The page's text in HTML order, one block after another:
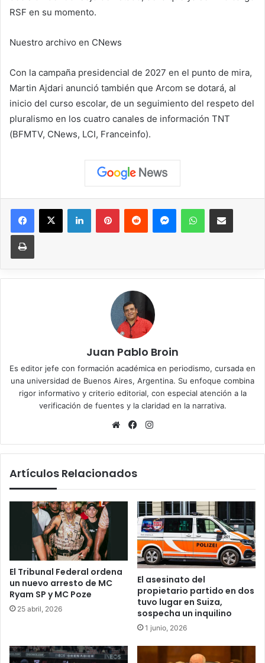
RSF en su momento.
Nuestro archivo en CNews
Con la campaña presidencial de 2027 en el punto de mira,
Martin Ajdari anunció también que Arcom se dotará, al
inicio del curso escolar, de un seguimiento del respeto del
pluralismo en los cuatro canales de información TNT
(BFMTV, CNews, LCI, Franceinfo).
Facebook
X LinkedInPinterestReddit MessengerWhatsAppCompartir vía correo
Imprimir
Juan Pablo Broin
Es editor jefe con formación académica en periodismo, cursada en
una universidad de Buenos Aires, Argentina. Su enfoque combina
rigor informativo y criterio editorial, con especial atención a la
verificación de fuentes y la claridad en la narrativa.
Sitio
Facebook
Artículos Relacionados
El Tribunal Federal ordena
un nuevo arresto de MC
Ryam SP y MC Poze
25 abril, 2026
El asesinato del
propietario partido en dos
tuvo lugar en Suiza,
sospecha un inquilino
1 junio, 2026